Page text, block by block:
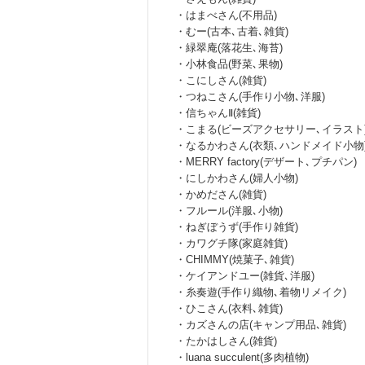
・はまべさん(不用品)
・むー(古本､古着､雑貨)
・緑翠庵(落花生､海苔)
・小林食品(野菜､果物)
・こにしさん(雑貨)
・つねこさん(手作り小物､洋服)
・信ちゃんⅡ(雑貨)
・こまる(ビーズアクセサリー､イラス
・なるかわさん(衣類､ハンドメイド小
・MERRY factory(デザート､プチパン)
・にしかわさん(婦人小物)
・かめださん(雑貨)
・フルール(洋服､小物)
・ねぎぼうず(手作り雑貨)
・カワグチ隊(家庭雑貨)
・CHIMMY(焼菓子､雑貨)
・ケイアンドユー(雑貨､洋服)
・糸奏遊(手作り織物､着物リメイク)
・ひこさん(衣料､雑貨)
・カズさんの店(キャンプ用品､雑貨)
・たかはしさん(雑貨)
・luana succulent(多肉植物)